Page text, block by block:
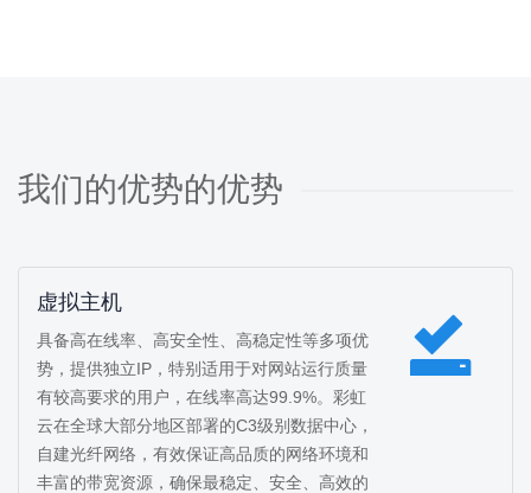
我们的优势的优势
虚拟主机
具备高在线率、高安全性、高稳定性等多项优
势，提供独立IP，特别适用于对网站运行质量
有较高要求的用户，在线率高达99.9%。彩虹
云在全球大部分地区部署的C3级别数据中心，
自建光纤网络，有效保证高品质的网络环境和
丰富的带宽资源，确保最稳定、安全、高效的